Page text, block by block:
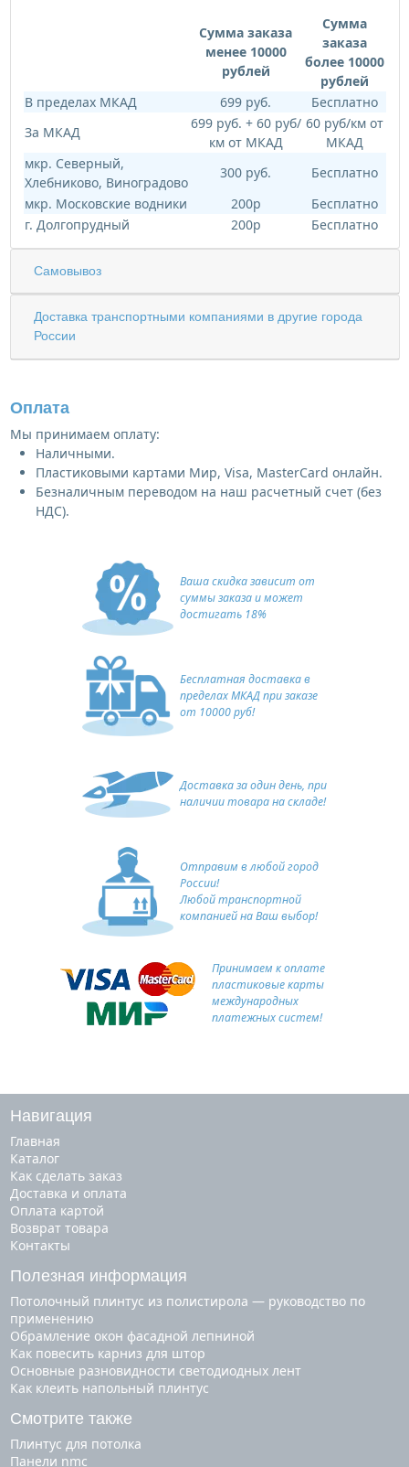
Сумма заказа
менее 10000
рублей
Сумма
заказа
более 10000
рублей
В пределах МКАД
699 руб.
Бесплатно
За МКАД
699 руб. + 60 руб/
км от МКАД
60 руб/км от
МКАД
мкр. Северный,
Хлебниково, Виноградово
300 руб.
Бесплатно
мкр. Московские водники
200р
Бесплатно
г. Долгопрудный
200р Бесплатно
Самовывоз
Доставка транспортными компаниями в другие города
России
Оплата
Мы принимаем оплату:
Наличными.
Пластиковыми картами Мир, Visa, MasterCard онлайн.
Безналичным переводом на наш расчетный счет (без
НДС).
Ваша скидка зависит от
суммы заказа и может
достигать 18%
Бесплатная доставка в
пределах МКАД при заказе
от 10000 руб!
Доставка за один день, при
наличии товара на складе!
Отправим в любой город
России!
Любой транспортной
компанией на Ваш выбор!
Принимаем к оплате
пластиковые карты
международных
платежных систем!
Навигация
Главная
Каталог
Как сделать заказ
Доставка и оплата
Оплата картой
Возврат товара
Контакты
Полезная информация
Потолочный плинтус из полистирола — руководство по
применению
Обрамление окон фасадной лепниной
Как повесить карниз для штор
Основные разновидности светодиодных лент
Как клеить напольный плинтус
Смотрите также
плинтус для потолка
панели nmc